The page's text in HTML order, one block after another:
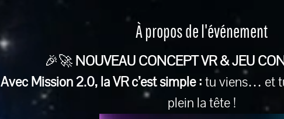
À propos de l'événement
🎉🚀 NOUVEAU CONCEPT VR & JEU
Avec Mission 2.0, la VR c’est simple : tu viens… et
plein la tête !